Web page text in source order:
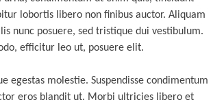
lobortis libero non finibus auctor. Aliquam
nunc posuere, sed tristique dui vestibulum.
efficitur leo ut, posuere elit.
egestas molestie. Suspendisse condimentum
eros blandit ut. Morbi ultricies libero et